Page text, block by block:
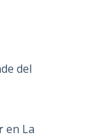
del
en La